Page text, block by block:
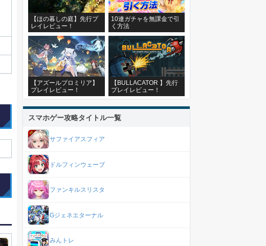
【ほの暮しの庭】先行プ
レイレビュー！
10連ガチャを無課金で引
く方法
【アズールプロミリア】
プレイレビュー！
【BULLACATOR 】先行
プレイレビュー！
スマホゲー攻略タイトル一覧
サファイアスフィア
ドルフィンウェーブ
ファンキルスリスタ
Gジェネエターナル
みんトレ